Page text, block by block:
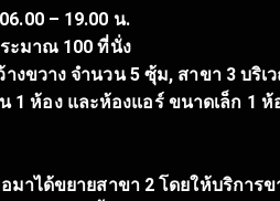
– 19.00 น.
ะมาณ 100 ที่นั่ง
งขวาง จำนวน 5 ซุ้ม, สาขา 3 บ
ห้อง และห้องแอร์ ขนาดเล็ก 1 ห้
าได้ขยายสาขา 2 โดยให้บริการ